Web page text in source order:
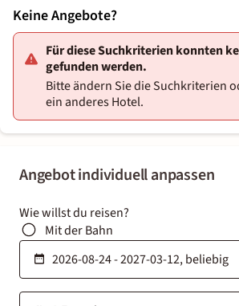
Angebot individuell anpassen
Wie willst du reisen?
Mit der Bahn
Keine Angebote?
Für diese Suchkriterien konnten
gefunden werden.
Bitte ändern Sie die Suchkriterien
ein anderes Hotel.